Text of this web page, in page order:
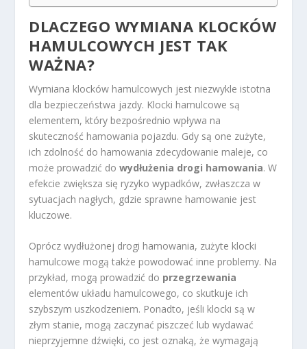
DLACZEGO WYMIANA KLOCKÓW
HAMULCOWYCH JEST TAK
WAŻNA?
Wymiana klocków hamulcowych jest niezwykle istotna
dla bezpieczeństwa jazdy. Klocki hamulcowe są
elementem, który bezpośrednio wpływa na
skuteczność hamowania pojazdu. Gdy są one zużyte,
ich zdolność do hamowania zdecydowanie maleje, co
może prowadzić dowydłużenia drogi hamowania. W
efekcie zwiększa się ryzyko wypadków, zwłaszcza w
sytuacjach nagłych, gdzie sprawne hamowanie jest
kluczowe.
Oprócz wydłużonej drogi hamowania, zużyte klocki
hamulcowe mogą także powodować inne problemy. Na
przykład, mogą prowadzić do przegrzewania
elementów układu hamulcowego, co skutkuje ich
szybszym uszkodzeniem. Ponadto, jeśli klocki są w
złym stanie, mogą zaczynać piszczeć lub wydawać
nieprzyjemne dźwięki, co jest oznaką, że wymagają